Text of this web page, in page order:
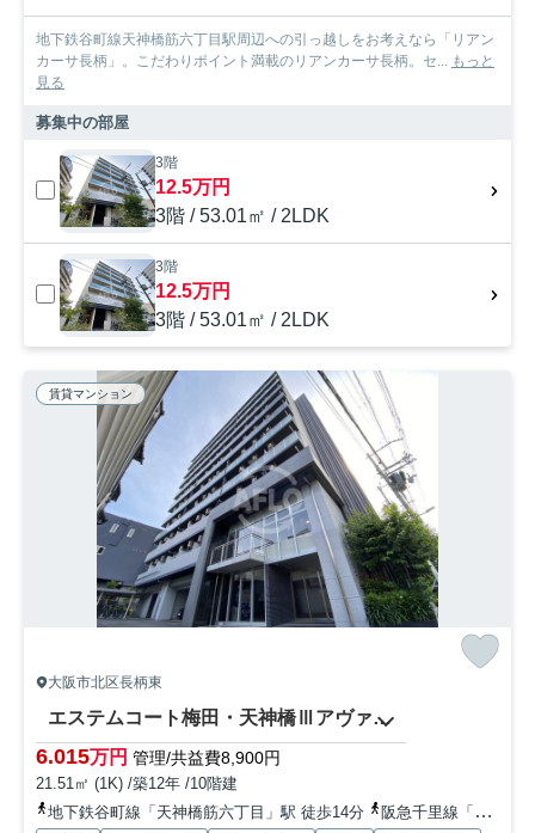
地下鉄谷町線天神橋筋六丁目駅周辺への引っ越しをお考えなら「リアン
カーサ長柄」。こだわりポイント満載のリアンカーサ長柄。セ...
もっと
見る
募集中の部屋
3階
12.5万円
3階 / 53.01㎡ / 2LDK
3階
12.5万円
3階 / 53.01㎡ / 2LDK
賃貸マンション
大阪市北区長柄東
エステムコート梅田・天神橋Ⅲアヴァンテ
6.015万円 管理/共益費8,900円
21.51㎡ (1K) /築12年 /10階建
地下鉄谷町線「天神橋筋六丁目」駅 徒歩14分
阪急千里線「天神橋筋六丁目」駅 徒歩14分